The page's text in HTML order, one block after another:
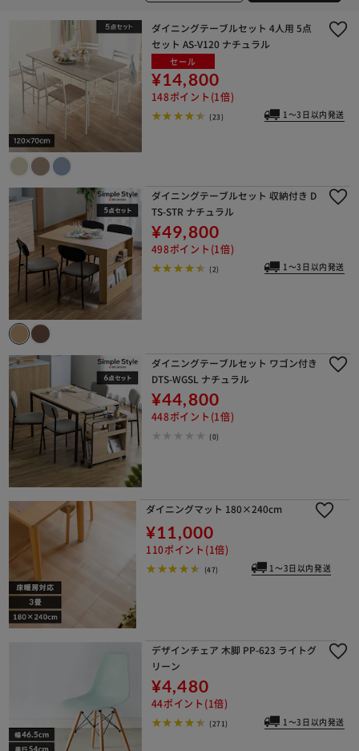
ダイニングテーブルセット 4人用 5点
セット AS-V120 ナチュラル
セール
¥14,800
148ポイント(1倍)
(23) 1～3日以内発送
ダイニングテーブルセット 収納付き D
TS-STR ナチュラル
¥49,800
498ポイント(1倍)
(2) 1～3日以内発送
ダイニングテーブルセット ワゴン付き
DTS-WGSL ナチュラル
¥44,800
448ポイント(1倍)
(0)
ダイニングマット 180×240cm
¥11,000
110ポイント(1倍)
(47) 1～3日以内発送
デザインチェア 木脚 PP-623 ライトグ
リーン
¥4,480
44ポイント(1倍)
(271) 1～3日以内発送